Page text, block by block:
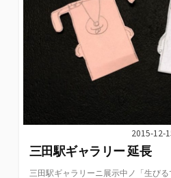
2015-12-
三田駅ギャラリー 延長
三田駅ギャラリーニ展示中ノ「生び